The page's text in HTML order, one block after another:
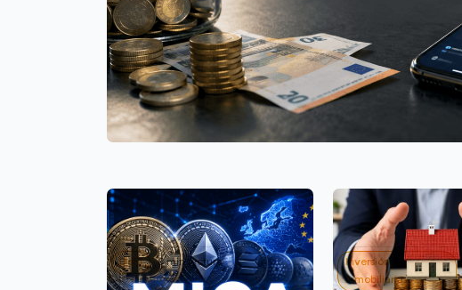
DeFi 8 min lectura
Inversión
Inmobiliaria